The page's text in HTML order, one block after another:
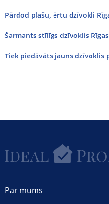
Pārdod plašu, ērtu dzīvokli
Šarmants stīlīgs dzīvoklis
Tiek piedāvāts jauns dzīvoklis
Par mums